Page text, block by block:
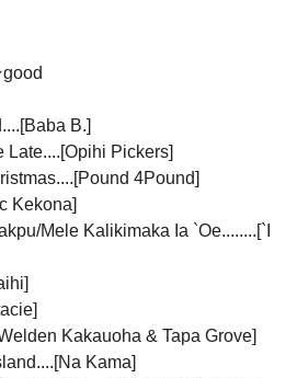
B.]
Late....[Opihi Pickers]
4Pound]
Kekona]
Mele Kalikimaka Ia `Oe........[`I
Kakauoha & Tapa Grove]
Kama]